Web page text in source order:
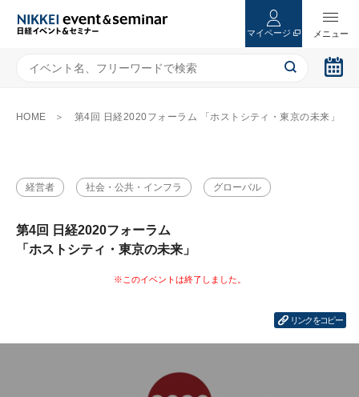
マイページ
HOME 第4回 日経2020フォーラム 「ホストシティ・東京の未来」
経営者 社会・公共・インフラ グローバル
第4回 日経2020フォーラム
「ホストシティ・東京の未来」
リンクをコピー